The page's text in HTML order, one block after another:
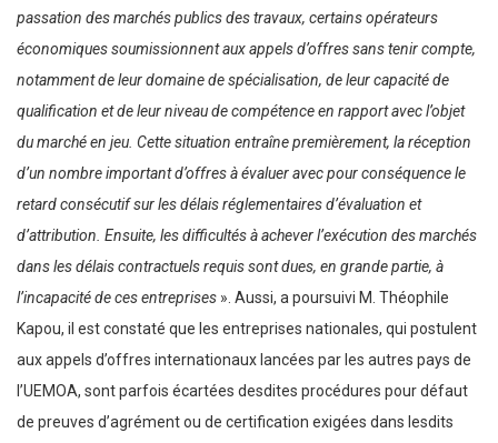
passation des marchés publics des travaux, certains opérateurs
économiques soumissionnent aux appels d’offres sans tenir compte,
notamment de leur domaine de spécialisation, de leur capacité de
qualification et de leur niveau de compétence en rapport avec l’objet
du marché en jeu. Cette situation entraîne premièrement, la réception
d’un nombre important d’offres à évaluer avec pour conséquence le
retard consécutif sur les délais réglementaires d’évaluation et
d’attribution. Ensuite, les difficultés à achever l’exécution des marchés
dans les délais contractuels requis sont dues, en grande partie, à
l’incapacité de ces entreprises ». Aussi, a poursuivi M. Théophile
Kapou, il est constaté que les entreprises nationales, qui postulent
aux appels d’offres internationaux lancées par les autres pays de
l’UEMOA, sont parfois écartées desdites procédures pour défaut
de preuves d’agrément ou de certification exigées dans lesdits